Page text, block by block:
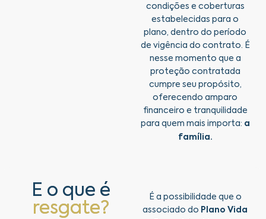
condições e coberturas
estabelecidas para o
plano, dentro do período
de vigência do contrato. É
nesse momento que a
proteção contratada
cumpre seu propósito,
oferecendo amparo
financeiro e tranquilidade
para quem mais importa: a
família.
E o que é
resgate?
É a possibilidade que o
associado do Plano Vida